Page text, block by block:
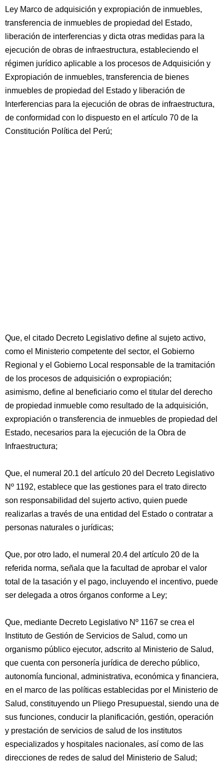
Ley Marco de adquisición y expropiación de inmuebles,
transferencia de inmuebles de propiedad del Estado,
liberación de interferencias y dicta otras medidas para la
ejecución de obras de infraestructura, estableciendo el
régimen jurídico aplicable a los procesos de Adquisición y
Expropiación de inmuebles, transferencia de bienes
inmuebles de propiedad del Estado y liberación de
Interferencias para la ejecución de obras de infraestructura,
de conformidad con lo dispuesto en el artículo 70 de la
Constitución Política del Perú;
Que, el citado Decreto Legislativo define al sujeto activo,
como el Ministerio competente del sector, el Gobierno
Regional y el Gobierno Local responsable de la tramitación
de los procesos de adquisición o expropiación;
asimismo, define al beneficiario como el titular del derecho
de propiedad inmueble como resultado de la adquisición,
expropiación o transferencia de inmuebles de propiedad del
Estado, necesarios para la ejecución de la Obra de
Infraestructura;
Que, el numeral 20.1 del artículo 20 del Decreto Legislativo
Nº 1192, establece que las gestiones para el trato directo
son responsabilidad del sujerto activo, quien puede
realizarlas a través de una entidad del Estado o contratar a
personas naturales o jurídicas;
Que, por otro lado, el numeral 20.4 del artículo 20 de la
referida norma, señala que la facultad de aprobar el valor
total de la tasación y el pago, incluyendo el incentivo, puede
ser delegada a otros órganos conforme a Ley;
Que, mediante Decreto Legislativo Nº 1167 se crea el
Instituto de Gestión de Servicios de Salud, como un
organismo público ejecutor, adscrito al Ministerio de Salud,
que cuenta con personería jurídica de derecho público,
autonomía funcional, administrativa, económica y financiera,
en el marco de las políticas establecidas por el Ministerio de
Salud, constituyendo un Pliego Presupuestal, siendo una de
sus funciones, conducir la planificación, gestión, operación
y prestación de servicios de salud de los institutos
especializados y hospitales nacionales, así como de las
direcciones de redes de salud del Ministerio de Salud;